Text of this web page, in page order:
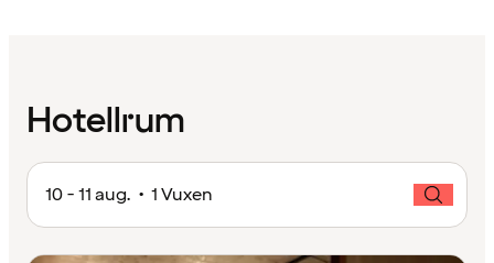
Hotellrum
10 - 11 aug. • 1 Vuxen